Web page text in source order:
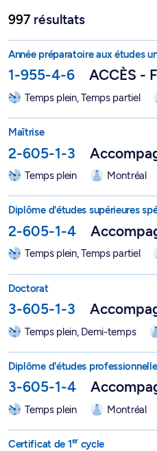
997 résultats
Année préparatoire aux études
1-955-4-6 ACCÈS -
Temps plein, Temps partiel
Maîtrise en musique, option
Maîtrise
2-605-1-3
Temps plein Montréal
DESS en musique -
Diplôme d'études supérieures
2-605-1-4
Temps plein, Temps partiel
Doctorat en musique, option
Doctorat
3-605-1-3
Temps plein, Demi-temps
DEPA en musique –
Diplôme d'études
3-605-1-4
Temps plein Montréal
Certificat de 1ercycle